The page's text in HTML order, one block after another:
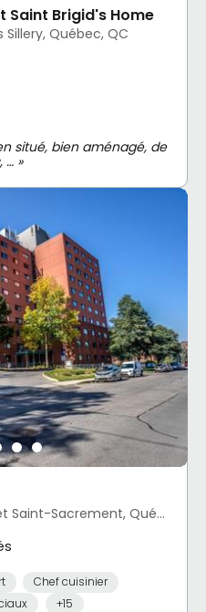
Saint Brigid's Home
Québec, QC
situé, bien aménagé, de
… »
Sacrement, Québec, QC
Chef cuisinier
+15